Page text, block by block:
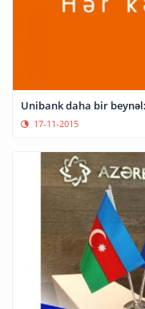
Unibank daha bir
17-11-2015